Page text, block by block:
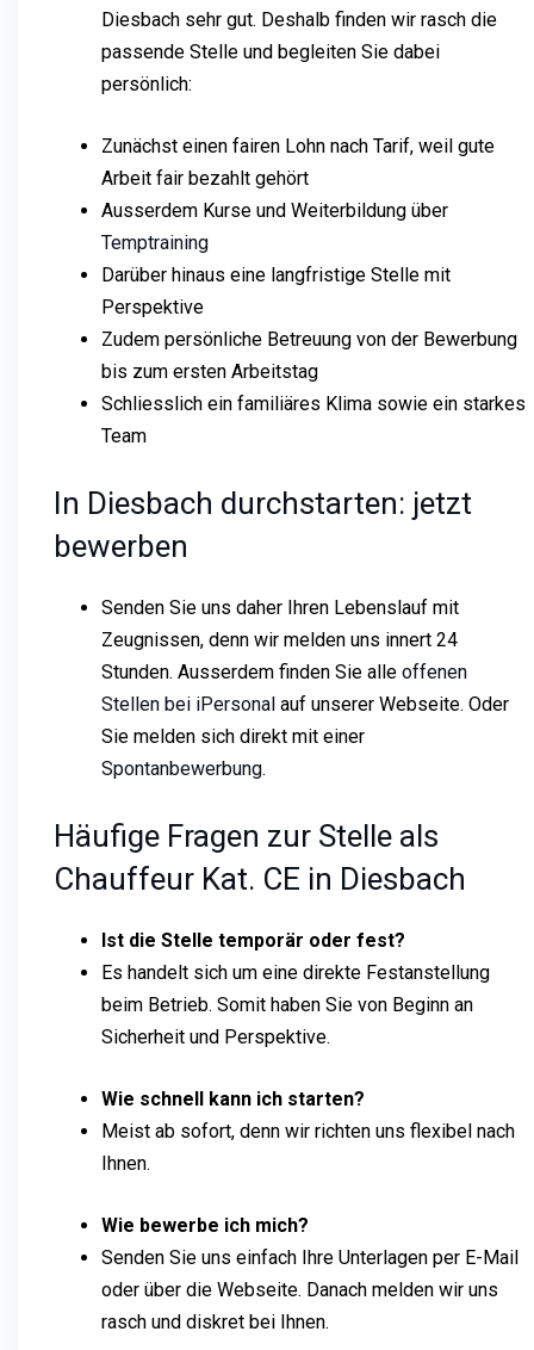
Diesbach sehr gut. Deshalb finden wir rasch die
passende Stelle und begleiten Sie dabei
persönlich:
Zunächst einen fairen Lohn nach Tarif, weil gute
Arbeit fair bezahlt gehört
Ausserdem Kurse und Weiterbildung über
Temptraining
Darüber hinaus eine langfristige Stelle mit
Perspektive
Zudem persönliche Betreuung von der Bewerbung
bis zum ersten Arbeitstag
Schliesslich ein familiäres Klima sowie ein starkes
Team
In Diesbach durchstarten: jetzt
bewerben
Senden Sie uns daher Ihren Lebenslauf mit
Zeugnissen, denn wir melden uns innert 24
Stunden. Ausserdem finden Sie alle offenen
Stellen bei iPersonal auf unserer Webseite. Oder
Sie melden sich direkt mit einer
Spontanbewerbung.
Häufige Fragen zur Stelle als
Chauffeur Kat. CE in Diesbach
Ist die Stelle temporär oder fest?
Es handelt sich um eine direkte Festanstellung
beim Betrieb. Somit haben Sie von Beginn an
Sicherheit und Perspektive.
Wie schnell kann ich starten?
Meist ab sofort, denn wir richten uns flexibel nach
Ihnen.
Wie bewerbe ich mich?
Senden Sie uns einfach Ihre Unterlagen per E-Mail
oder über die Webseite. Danach melden wir uns
rasch und diskret bei Ihnen.